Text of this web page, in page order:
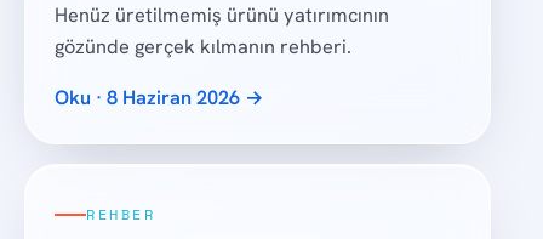
Henüz üretilmemiş ürünü yatırımcının
gözünde gerçek kılmanın rehberi.
Oku · 8 Haziran 2026 →
REHBER